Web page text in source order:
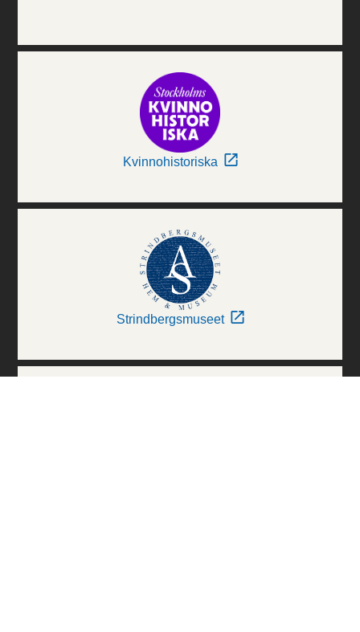
Kvinnohistoriska
Strindbergsmuseet